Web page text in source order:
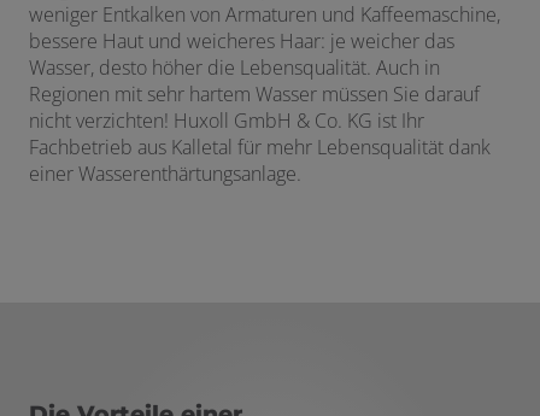
weniger Entkalken von Armaturen und Kaffeemaschine,
bessere Haut und weicheres Haar: je weicher das
Wasser, desto höher die Lebensqualität. Auch in
Regionen mit sehr hartem Wasser müssen Sie darauf
nicht verzichten! Huxoll GmbH & Co. KG ist Ihr
Fachbetrieb aus Kalletal für mehr Lebensqualität dank
einer Wasserenthärtungsanlage.